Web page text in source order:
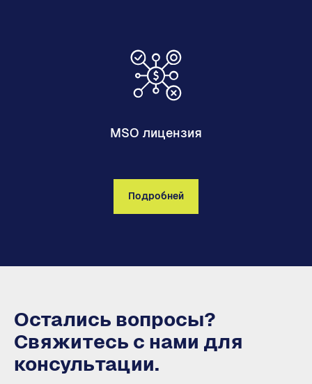
MSO лицензия
Подробней
Остались вопросы?
Свяжитесь с нами для
консультации.